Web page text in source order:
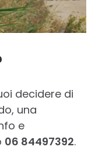
decidere di
una
e
06 84497392.